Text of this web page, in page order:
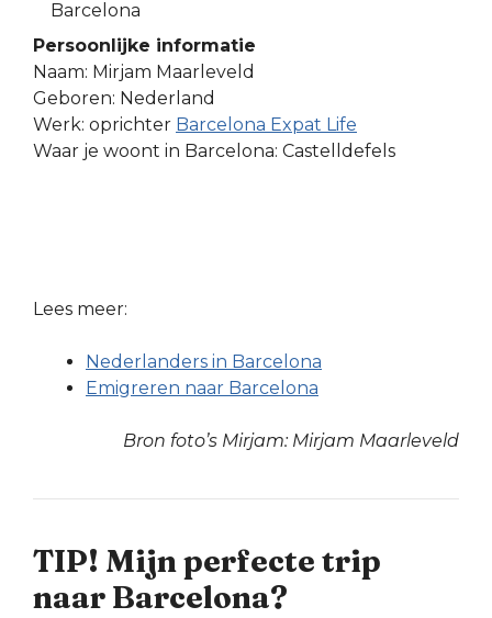
Persoonlijke informatie
Naam: Mirjam Maarleveld
Geboren: Nederland
Werk: oprichter Barcelona Expat Life
Waar je woont in Barcelona: Castelldefels
Lees meer:
Nederlanders in Barcelona
Emigreren naar Barcelona
Bron foto’s Mirjam: Mirjam Maarleveld
TIP! Mijn perfecte trip
naar Barcelona?